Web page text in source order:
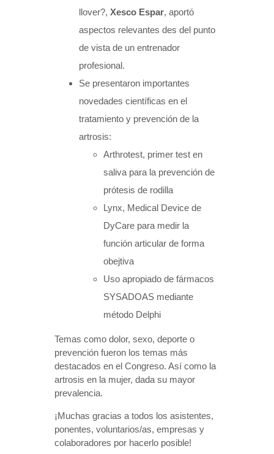
llover?, Xesco Espar, aportó
aspectos relevantes des del punto
de vista de un entrenador
profesional.
Se presentaron importantes
novedades científicas en el
tratamiento y prevención de la
artrosis:
Arthrotest, primer test en
saliva para la prevención de
prótesis de rodilla
Lynx, Medical Device de
DyCare para medir la
función articular de forma
obejtiva
Uso apropiado de fármacos
SYSADOAS mediante
método Delphi
Temas como dolor, sexo, deporte o
prevención fueron los temas más
destacados en el Congreso. Así como la
artrosis en la mujer, dada su mayor
prevalencia.
¡Muchas gracias a todos los asistentes,
ponentes, voluntarios/as, empresas y
colaboradores por hacerlo posible!